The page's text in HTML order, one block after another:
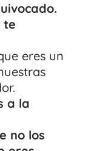
te
eres un
a la
no los